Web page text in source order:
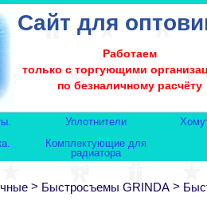
Сайт для
Работаем
только с торгующими
по безналичному расчёту
Уплотнители
Комплектующие для
радиатора
> Быстросъемы GRINDA >